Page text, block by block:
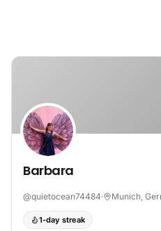
Barbara
@quietocean74484· Munich,
1-day streak